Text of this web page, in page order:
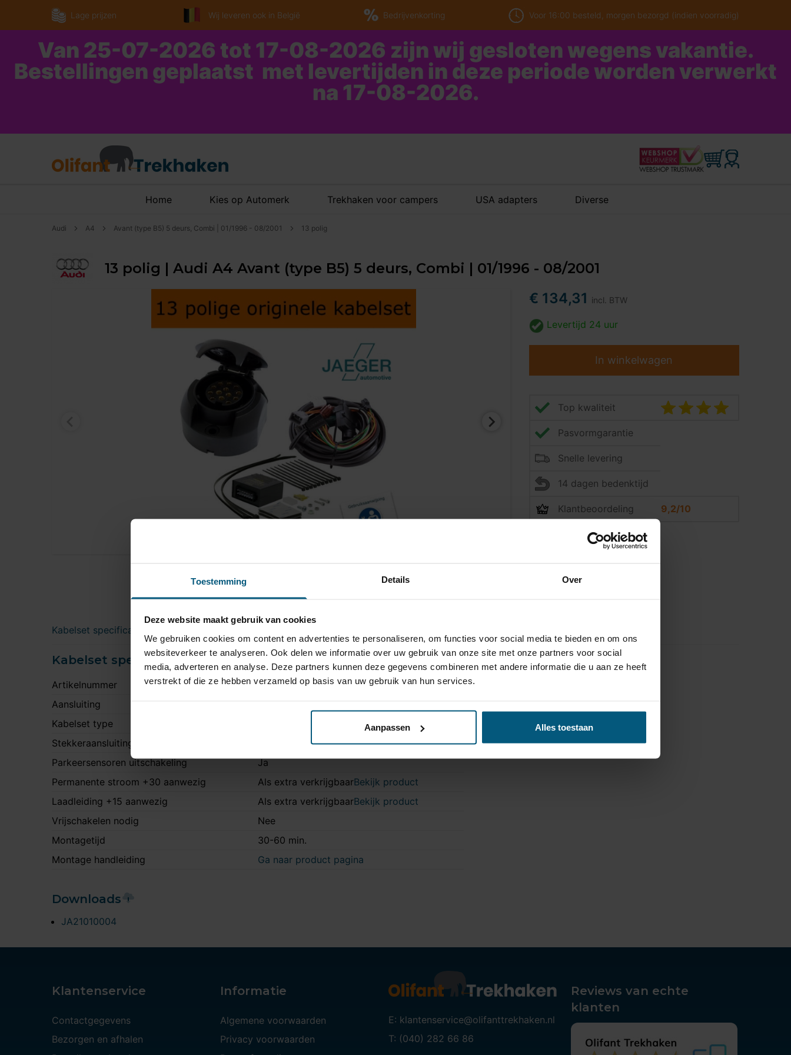
Toestemming Details Over
Deze website maakt gebruik van cookies
We gebruiken cookies om content en advertenties te personaliseren, om functies voor social media te bieden en om ons
websiteverkeer te analyseren. Ook delen we informatie over uw gebruik van onze site met onze partners voor social
media, adverteren en analyse. Deze partners kunnen deze gegevens combineren met andere informatie die u aan ze heeft
verstrekt of die ze hebben verzameld op basis van uw gebruik van hun services.
Aanpassen Alles toestaan
Lage prijzen Wij leveren ook in België Bedrijvenkorting Voor 16:00 besteld, morgen bezorgd (indien voorradig)
Van 25-07-2026 tot 17-08-2026 zijn wij gesloten wegens vakantie.
Bestellingen geplaatst met levertijden in deze periode worden verwerkt
na 17-08-2026.
Home Kies op Automerk Trekhaken voor campers USA adapters Diverse
Audi A4 Avant (type B5) 5 deurs, Combi | 01/1996 - 08/2001 13 polig
13 polig | Audi A4 Avant (type B5) 5 deurs, Combi | 01/1996 - 08/2001
€ 134,31 incl. BTW
Levertijd 24 uur
In winkelwagen
Top kwaliteit
Pasvormgarantie
Snelle levering
14 dagen bedenktijd
Klantbeoordeling 9,2/10
Kabelset specificatie
Kabelset specificatie
Artikelnummer
JA21010004
Aansluiting
Kabelset type
Stekkeraansluiting
Met originele connectoren
Parkeersensoren uitschakeling
Ja
Permanente stroom +30 aanwezig
Als extra verkrijgbaarBekijk product
Laadleiding +15 aanwezig
Als extra verkrijgbaarBekijk product
Vrijschakelen nodig
Nee
Montagetijd
30-60 min.
Montage handleiding
Ga naar product pagina
Downloads
JA21010004
Klantenservice
Contactgegevens
Bezorgen en afhalen
Informatie
Algemene voorwaarden
Privacy voorwaarden
E: klantenservice@olifanttrekhaken.nl
T: (040) 282 66 86
Reviews van echte
klanten